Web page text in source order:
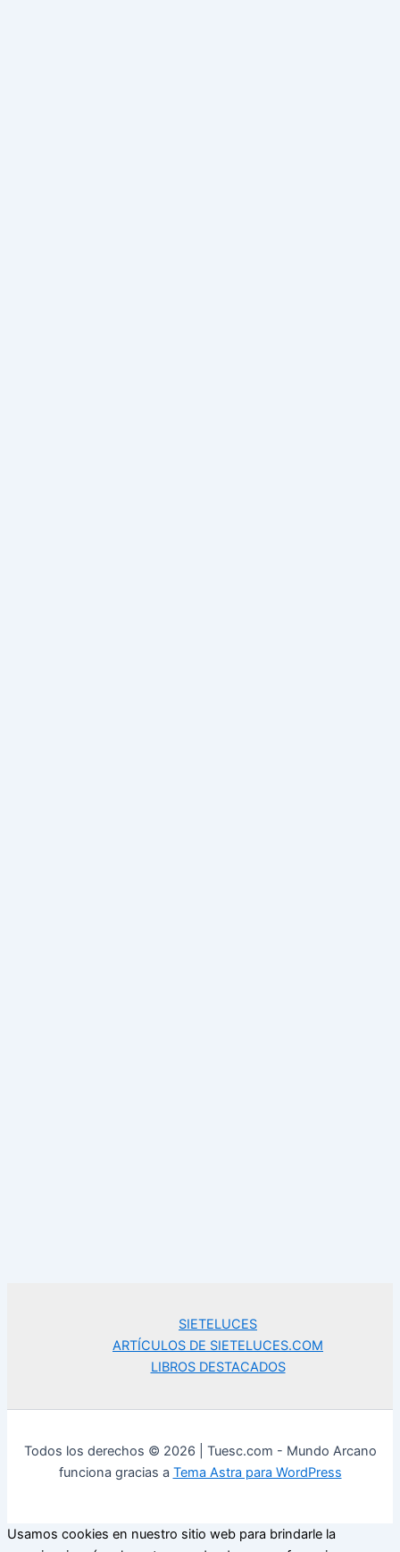
SIETELUCES
ARTÍCULOS DE SIETELUCES.COM
LIBROS DESTACADOS
Todos los derechos © 2026 | Tuesc.com - Mundo Arcano
funciona gracias a Tema Astra para WordPress
Usamos cookies en nuestro sitio web para brindarle la